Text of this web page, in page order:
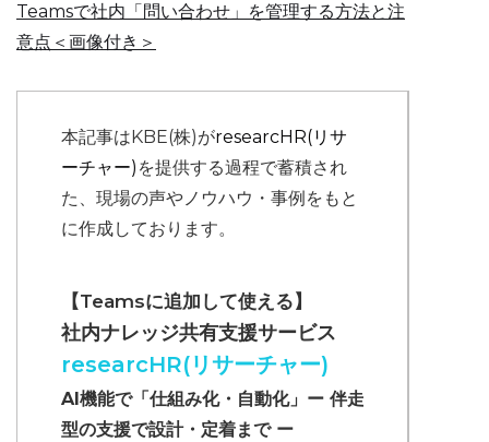
Teamsで社内「問い合わせ」を管理する方法と注
意点＜画像付き＞
本記事はKBE(株)がresearcHR(リサ
ーチャー) を提供する過程で蓄積され
た、現場の声やノウハウ・事例をもと
に作成しております。
【Teamsに追加して使える】
社内ナレッジ共有支援サービス
researcHR(リサーチャー)
AI機能で「仕組み化・自動化」ー 伴走
型の支援で設計・定着まで ー